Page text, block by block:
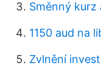
Směnný kurz
1150 aud na
Zvlnění